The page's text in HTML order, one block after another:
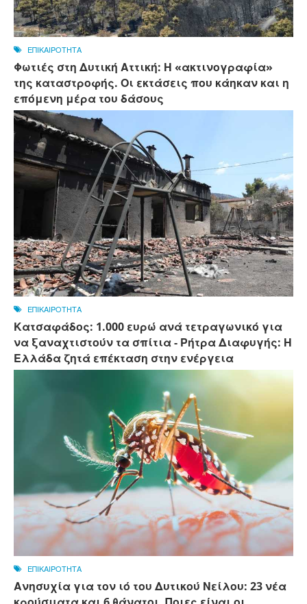
ΕΠΙΚΑΙΡΟΤΗΤΑ
Φωτιές στη Δυτική Αττική: Η «ακτινογραφία»
της καταστροφής. Οι εκτάσεις που κάηκαν και η
επόμενη μέρα του δάσους
ΕΠΙΚΑΙΡΟΤΗΤΑ
Κατσαφάδος: 1.000 ευρώ ανά τετραγωνικό για
να ξαναχτιστούν τα σπίτια - Ρήτρα Διαφυγής: Η
Ελλάδα ζητά επέκταση στην ενέργεια
ΕΠΙΚΑΙΡΟΤΗΤΑ
Ανησυχία για τον ιό του Δυτικού Νείλου: 23 νέα